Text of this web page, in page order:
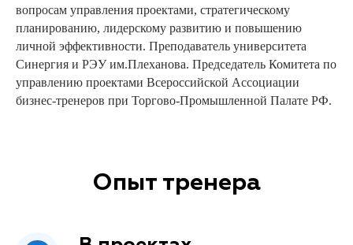
вопросам управления проектами, стратегическому
планированию, лидерскому развитию и повышению
личной эффективности. Преподаватель университета
Синергия и РЭУ им.Плеханова. Председатель Комитета по
управлению проектами Всероссийской Ассоциации
бизнес-тренеров при Торгово-Промышленной Палате РФ.
Опыт тренера